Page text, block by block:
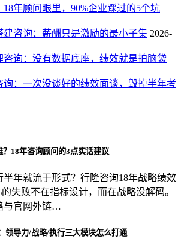
年顾问眼里，90%企业踩过的5个坑
建咨询：薪酬只是激励的最小子集 2026-
咨询：没有数据底座，绩效就是拍脑袋
询：一次没谈好的绩效面谈，毁掉半年考
18年咨询顾问的3点实话建议
半年就流于形式？行隆咨询18年战略绩效
失败不在指标设计，而在战略没解码。
与官网外链…
领导力/战略/执行三大模块怎么打通